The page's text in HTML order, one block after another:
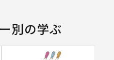
別の学ぶ